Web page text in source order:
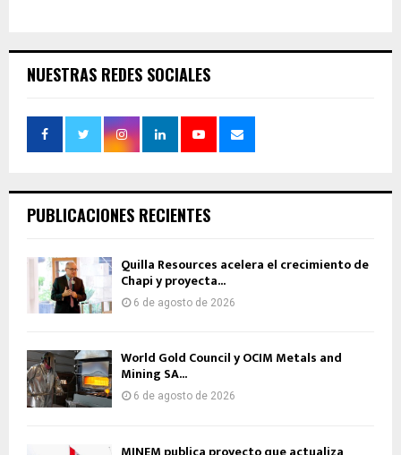
NUESTRAS REDES SOCIALES
PUBLICACIONES RECIENTES
Quilla Resources acelera el crecimiento de
Chapi y proyecta...
6 de agosto de 2026
World Gold Council y OCIM Metals and
Mining SA...
6 de agosto de 2026